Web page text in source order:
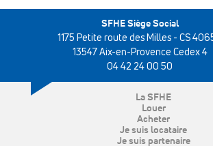
SFHE Siège Social
1175 Petite route des Milles - CS
13547 Aix-en-Provence Cedex 4
04 42 24 00 50
La SFHE
Louer
Acheter
Je suis locataire
Je suis partenaire